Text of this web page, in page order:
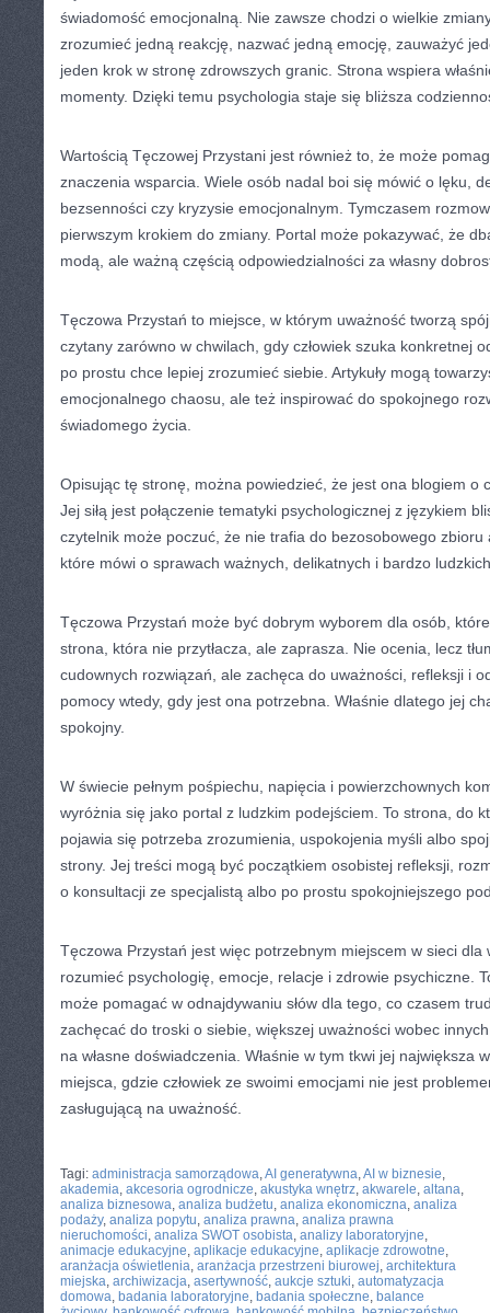
świadomość emocjonalną. Nie zawsze chodzi o wielkie
zrozumieć jedną reakcję, nazwać jedną emocję, zauważyć
jeden krok w stronę zdrowszych granic. Strona wspiera
momenty. Dzięki temu psychologia staje się bliższa
Wartością Tęczowej Przystani jest również to, że może
znaczenia wsparcia. Wiele osób nadal boi się mówić o lęku,
bezsenności czy kryzysie emocjonalnym. Tymczasem
pierwszym krokiem do zmiany. Portal może pokazywać, że
modą, ale ważną częścią odpowiedzialności za własny
Tęczowa Przystań to miejsce, w którym uważność tworzą
czytany zarówno w chwilach, gdy człowiek szuka konkretnej
po prostu chce lepiej zrozumieć siebie. Artykuły mogą
emocjonalnego chaosu, ale też inspirować do spokojnego
świadomego życia.
Opisując tę stronę, można powiedzieć, że jest ona blogiem o
Jej siłą jest połączenie tematyki psychologicznej z językiem
czytelnik może poczuć, że nie trafia do bezosobowego zbioru
które mówi o sprawach ważnych, delikatnych i bardzo
Tęczowa Przystań może być dobrym wyborem dla osób,
strona, która nie przytłacza, ale zaprasza. Nie ocenia, lecz
cudownych rozwiązań, ale zachęca do uważności, refleksji i
pomocy wtedy, gdy jest ona potrzebna. Właśnie dlatego jej
spokojny.
W świecie pełnym pośpiechu, napięcia i powierzchownych
wyróżnia się jako portal z ludzkim podejściem. To strona, do
pojawia się potrzeba zrozumienia, uspokojenia myśli albo
strony. Jej treści mogą być początkiem osobistej refleksji,
o konsultacji ze specjalistą albo po prostu spokojniejszego
Tęczowa Przystań jest więc potrzebnym miejscem w sieci dla
rozumieć psychologię, emocje, relacje i zdrowie psychiczne.
może pomagać w odnajdywaniu słów dla tego, co czasem
zachęcać do troski o siebie, większej uważności wobec
na własne doświadczenia. Właśnie w tym tkwi jej największa
miejsca, gdzie człowiek ze swoimi emocjami nie jest
zasługującą na uważność.
Tagi: administracja samorządowa,AI generatywna,AI w biznesie,
akademia, akcesoria ogrodnicze, akustyka wnętrz, akwarele, altana,
analiza biznesowa, analiza budżetu, analiza ekonomiczna, analiza
podaży, analiza popytu, analiza prawna, analiza prawna
nieruchomości, analiza SWOT osobista, analizy laboratoryjne,
animacje edukacyjne, aplikacje edukacyjne, aplikacje zdrowotne,
aranżacja oświetlenia, aranżacja przestrzeni biurowej, architektura
miejska, archiwizacja, asertywność, aukcje sztuki, automatyzacja
domowa, badania laboratoryjne, badania społeczne, balance